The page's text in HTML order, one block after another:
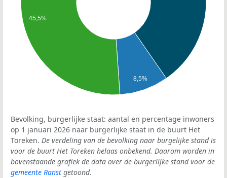
8,5%
45,5%
Bevolking, burgerlijke staat: aantal en percentage inwoners
op 1 januari 2026 naar burgerlijke staat in de buurt Het
Toreken. De verdeling van de bevolking naar burgelijke stand is
voor de buurt Het Toreken helaas onbekend. Daarom worden in
bovenstaande grafiek de data over de burgerlijke stand voor de
gemeente Ranst getoond.